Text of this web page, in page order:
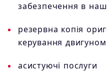
забезпечення в
резервна копія
керування
асистуючі послуги